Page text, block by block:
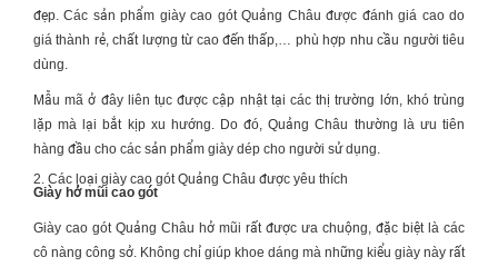
đẹp. Các sản phẩm giày cao gót Quảng Châu được đánh giá cao do
giá thành rẻ, chất lượng từ cao đến thấp,… phù hợp nhu cầu người tiêu
dùng.
Mẫu mã ở đây liên tục được cập nhật tại các thị trường lớn, khó trùng
lặp mà lại bắt kịp xu hướng. Do đó, Quảng Châu thường là ưu tiên
hàng đầu cho các sản phẩm giày dép cho người sử dụng.
2. Các loại giày cao gót Quảng Châu được yêu thích
Giày hở mũi cao gót
Giày cao gót Quảng Châu hở mũi rất được ưa chuộng, đặc biệt là các
cô nàng công sở. Không chỉ giúp khoe dáng mà những kiểu giày này rất